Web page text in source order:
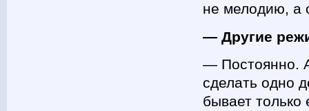
не мелодию, а
— Другие
— Постоянно.
сделать одно
бывает